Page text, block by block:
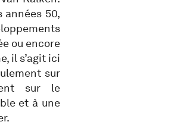
années 50,
ou encore
il s’agit ici
sur
sur le
et à une